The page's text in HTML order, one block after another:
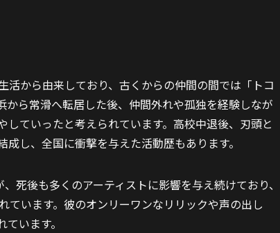
活から由来しており、古くからの仲間の間では「トコ
ら常滑へ転居した後、仲間外れや孤独を経験しなが
ていったと考えられています。高校中退後、刃頭と
し、全国に衝撃を与えた活動歴もあります。
死後も多くのアーティストに影響を与え続けており、
います。彼のオンリーワンなリリックや声の出し
います。